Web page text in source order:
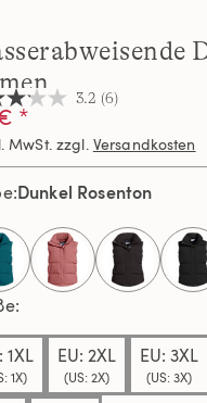
3.2 (6)
*
MwSt. zzgl. Versandkosten
Dunkel Rosenton
selected
1XL
1X)
EU: 2XL
(US: 2X)
EU: 3XL
(US: 3X)